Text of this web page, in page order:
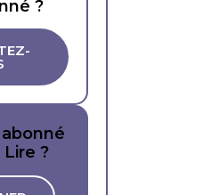
?
Lire ?